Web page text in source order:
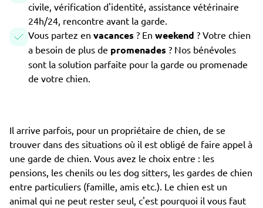
civile, vérification d'identité, assistance vétérinaire
24h/24, rencontre avant la garde.
Vous partez en vacances ? En weekend ? Votre chien
a besoin de plus de promenades ? Nos bénévoles
sont la solution parfaite pour la garde ou promenade
de votre chien.
Il arrive parfois, pour un propriétaire de chien, de se
trouver dans des situations où il est obligé de faire appel à
une garde de chien. Vous avez le choix entre : les
pensions, les chenils ou les dog sitters, les gardes de chien
entre particuliers (famille, amis etc.). Le chien est un
animal qui ne peut rester seul, c'est pourquoi il vous faut